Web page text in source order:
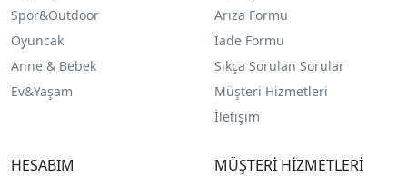
Spor&Outdoor
Oyuncak
Anne & Bebek
Ev&Yaşam
Arıza Formu
İade Formu
Sıkça Sorulan Sorular
Müşteri Hizmetleri
İletişim
HESABIM MÜŞTERİ HİZMETLERİ